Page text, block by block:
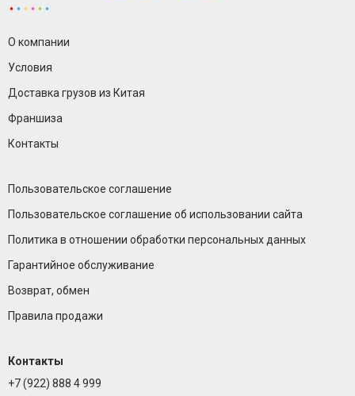
О компании
Условия
Доставка грузов из Китая
Франшиза
Контакты
Пользовательское соглашение
Пользовательское соглашение об использовании сайта
Политика в отношении обработки персональных данных
Гарантийное обслуживание
Возврат, обмен
Правила продажи
Контакты
+7 (922) 888 4 999